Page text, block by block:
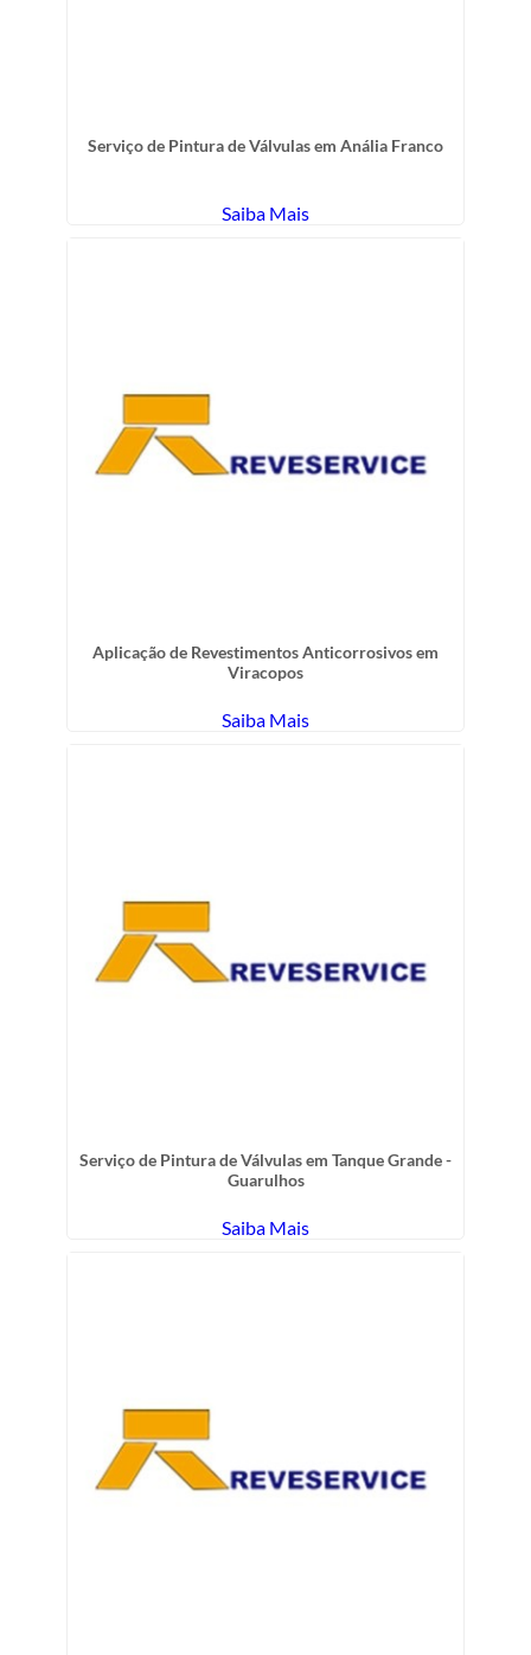
Serviço de Pintura de Válvulas em Anália Franco
Saiba Mais
Aplicação de Revestimentos Anticorrosivos em
Viracopos
Saiba Mais
Serviço de Pintura de Válvulas em Tanque Grande -
Guarulhos
Saiba Mais